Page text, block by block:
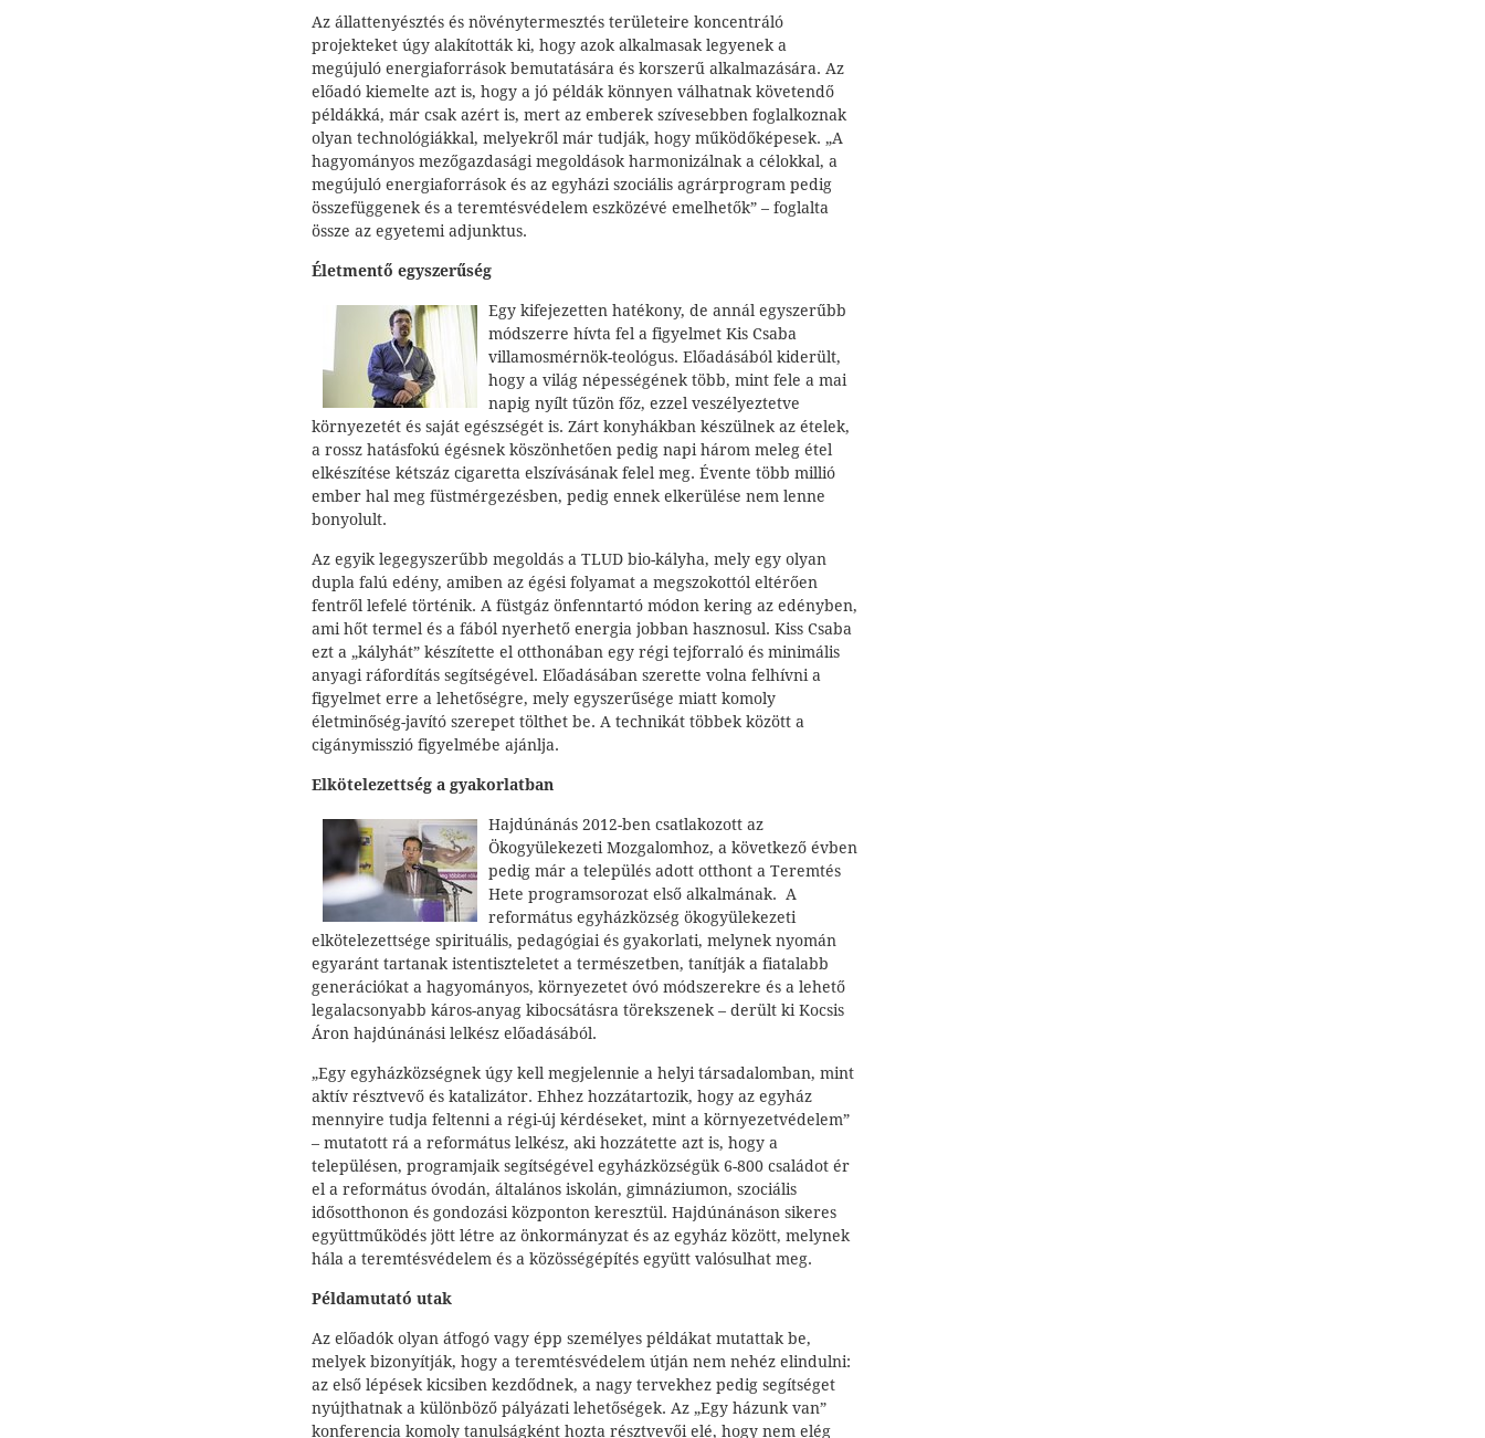
Az állattenyésztés és növénytermesztés területeire koncentráló
projekteket úgy alakították ki, hogy azok alkalmasak legyenek a
megújuló energiaforrások bemutatására és korszerű alkalmazására. Az
előadó kiemelte azt is, hogy a jó példák könnyen válhatnak követendő
példákká, már csak azért is, mert az emberek szívesebben foglalkoznak
olyan technológiákkal, melyekről már tudják, hogy működőképesek. „A
hagyományos mezőgazdasági megoldások harmonizálnak a célokkal, a
megújuló energiaforrások és az egyházi szociális agrárprogram pedig
összefüggenek és a teremtésvédelem eszközévé emelhetők” – foglalta
össze az egyetemi adjunktus.
Életmentő egyszerűség
Egy kifejezetten hatékony, de annál egyszerűbb
módszerre hívta fel a figyelmet Kis Csaba
villamosmérnök-teológus. Előadásából kiderült,
hogy a világ népességének több, mint fele a mai
napig nyílt tűzön főz, ezzel veszélyeztetve
környezetét és saját egészségét is. Zárt konyhákban készülnek az ételek,
a rossz hatásfokú égésnek köszönhetően pedig napi három meleg étel
elkészítése kétszáz cigaretta elszívásának felel meg. Évente több millió
ember hal meg füstmérgezésben, pedig ennek elkerülése nem lenne
bonyolult.
Az egyik legegyszerűbb megoldás a TLUD bio-kályha, mely egy olyan
dupla falú edény, amiben az égési folyamat a megszokottól eltérően
fentről lefelé történik. A füstgáz önfenntartó módon kering az edényben,
ami hőt termel és a fából nyerhető energia jobban hasznosul. Kiss Csaba
ezt a „kályhát” készítette el otthonában egy régi tejforraló és minimális
anyagi ráfordítás segítségével. Előadásában szerette volna felhívni a
figyelmet erre a lehetőségre, mely egyszerűsége miatt komoly
életminőség-javító szerepet tölthet be. A technikát többek között a
cigánymisszió figyelmébe ajánlja.
Elkötelezettség a gyakorlatban
Hajdúnánás 2012-ben csatlakozott az
Ökogyülekezeti Mozgalomhoz, a következő évben
pedig már a település adott otthont a Teremtés
Hete programsorozat első alkalmának. A
református egyházközség ökogyülekezeti
elkötelezettsége spirituális, pedagógiai és gyakorlati, melynek nyomán
egyaránt tartanak istentiszteletet a természetben, tanítják a fiatalabb
generációkat a hagyományos, környezetet óvó módszerekre és a lehető
legalacsonyabb káros-anyag kibocsátásra törekszenek – derült ki Kocsis
Áron hajdúnánási lelkész előadásából.
„Egy egyházközségnek úgy kell megjelennie a helyi társadalomban, mint
aktív résztvevő és katalizátor. Ehhez hozzátartozik, hogy az egyház
mennyire tudja feltenni a régi-új kérdéseket, mint a környezetvédelem”
– mutatott rá a református lelkész, aki hozzátette azt is, hogy a
településen, programjaik segítségével egyházközségük 6-800 családot ér
el a református óvodán, általános iskolán, gimnáziumon, szociális
idősotthonon és gondozási központon keresztül. Hajdúnánáson sikeres
együttműködés jött létre az önkormányzat és az egyház között, melynek
hála a teremtésvédelem és a közösségépítés együtt valósulhat meg.
Példamutató utak
Az előadók olyan átfogó vagy épp személyes példákat mutattak be,
melyek bizonyítják, hogy a teremtésvédelem útján nem nehéz elindulni:
az első lépések kicsiben kezdődnek, a nagy tervekhez pedig segítséget
nyújthatnak a különböző pályázati lehetőségek. Az „Egy házunk van”
konferencia komoly tanulságként hozta résztvevői elé, hogy nem elég